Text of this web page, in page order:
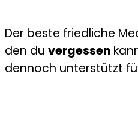
Der beste friedliche
den du vergessen
dennoch unterstützt